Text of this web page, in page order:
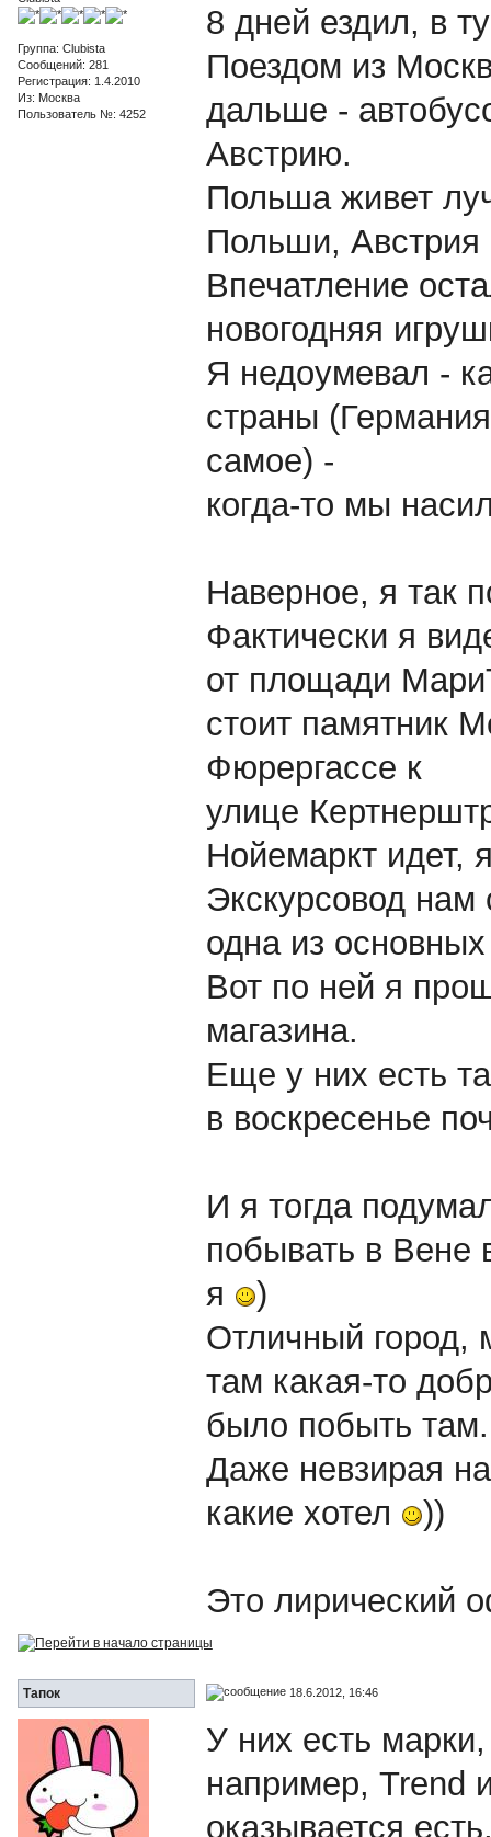
Группа: Clubista
Сообщений: 281
Регистрация: 1.4.2010
Из: Москва
Пользователь №: 4252
8 дней ездил, в
Поездом из
дальше -
Австрию.
Польша живет
Польши, Австрия
Впечатление
новогодняя
Я недоумевал -
страны
самое) -
когда-то мы
Наверное, я так
Фактически я
от площади
стоит памятник
Фюрергассе к
улице
Нойемаркт идет,
Экскурсовод нам
одна из
Вот по ней я
магазина.
Еще у них есть
в воскресенье
И я тогда
побывать в Вене
я
)
Отличный город,
там какая-то
было побыть там.
Даже невзирая
какие хотел
))
Это лирический
Тапок 18.6.2012, 16:46
У них есть
например, Trend
оказывается